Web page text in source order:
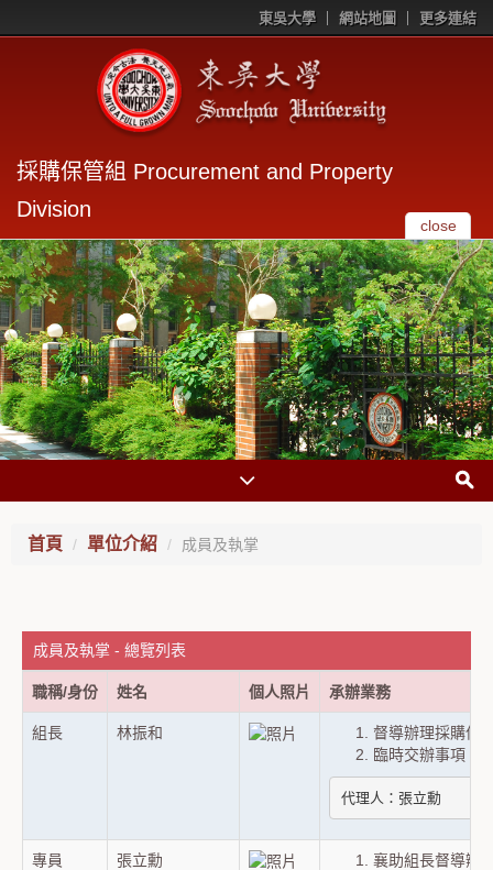
東吳大學 網站地圖 更多連結
採購保管組 Procurement and Property
Division
close
首頁 單位介紹 成員及執掌
成員及執掌 - 總覽列表
職稱/身份 姓名 個人照片 承辦業務
組長 林振和
督導辦理採購保
臨時交辦事項。
代理人：張立勳
專員 張立勳
襄助組長督導辦